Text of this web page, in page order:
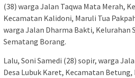
(38) warga Jalan Taqwa Mata Merah,
Kecamatan Kalidoni, Maruli Tua
warga Jalan Dharma Bakti, Kelurahan
Sematang Borang.
Lalu, Soni Samedi (28) sopir, warga
Desa Lubuk Karet, Kecamatan